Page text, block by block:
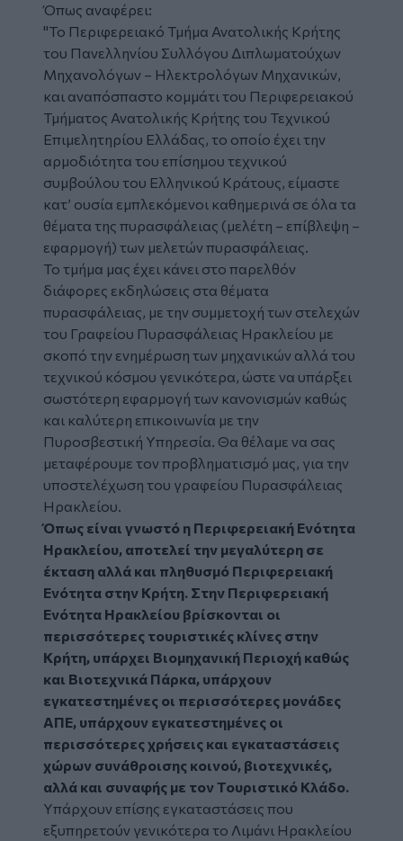
Όπως αναφέρει:
"Το Περιφερειακό Τμήμα Ανατολικής Κρήτης
του Πανελληνίου Συλλόγου Διπλωματούχων
Μηχανολόγων – Ηλεκτρολόγων Μηχανικών,
και αναπόσπαστο κομμάτι του Περιφερειακού
Τμήματος Ανατολικής Κρήτης του Τεχνικού
Επιμελητηρίου Ελλάδας, το οποίο έχει την
αρμοδιότητα του επίσημου τεχνικού
συμβούλου του Ελληνικού Κράτους, είμαστε
κατ’ ουσία εμπλεκόμενοι καθημερινά σε όλα τα
θέματα της πυρασφάλειας (μελέτη – επίβλεψη –
εφαρμογή) των μελετών πυρασφάλειας.
Το τμήμα μας έχει κάνει στο παρελθόν
διάφορες εκδηλώσεις στα θέματα
πυρασφάλειας, με την συμμετοχή των στελεχών
του Γραφείου Πυρασφάλειας Ηρακλείου με
σκοπό την ενημέρωση των μηχανικών αλλά του
τεχνικού κόσμου γενικότερα, ώστε να υπάρξει
σωστότερη εφαρμογή των κανονισμών καθώς
και καλύτερη επικοινωνία με την
Πυροσβεστική Υπηρεσία. Θα θέλαμε να σας
μεταφέρουμε τον προβληματισμό μας, για την
υποστελέχωση του γραφείου Πυρασφάλειας
Ηρακλείου.
Όπως είναι γνωστό η Περιφερειακή Ενότητα
Ηρακλείου, αποτελεί την μεγαλύτερη σε
έκταση αλλά και πληθυσμό Περιφερειακή
Ενότητα στην Κρήτη. Στην Περιφερειακή
Ενότητα Ηρακλείου βρίσκονται οι
περισσότερες τουριστικές κλίνες στην
Κρήτη, υπάρχει Βιομηχανική Περιοχή καθώς
και Βιοτεχνικά Πάρκα, υπάρχουν
εγκατεστημένες οι περισσότερες μονάδες
ΑΠΕ, υπάρχουν εγκατεστημένες οι
περισσότερες χρήσεις και εγκαταστάσεις
χώρων συνάθροισης κοινού, βιοτεχνικές,
αλλά και συναφής με τον Τουριστικό Κλάδο.
Υπάρχουν επίσης εγκαταστάσεις που
εξυπηρετούν γενικότερα το Λιμάνι Ηρακλείου